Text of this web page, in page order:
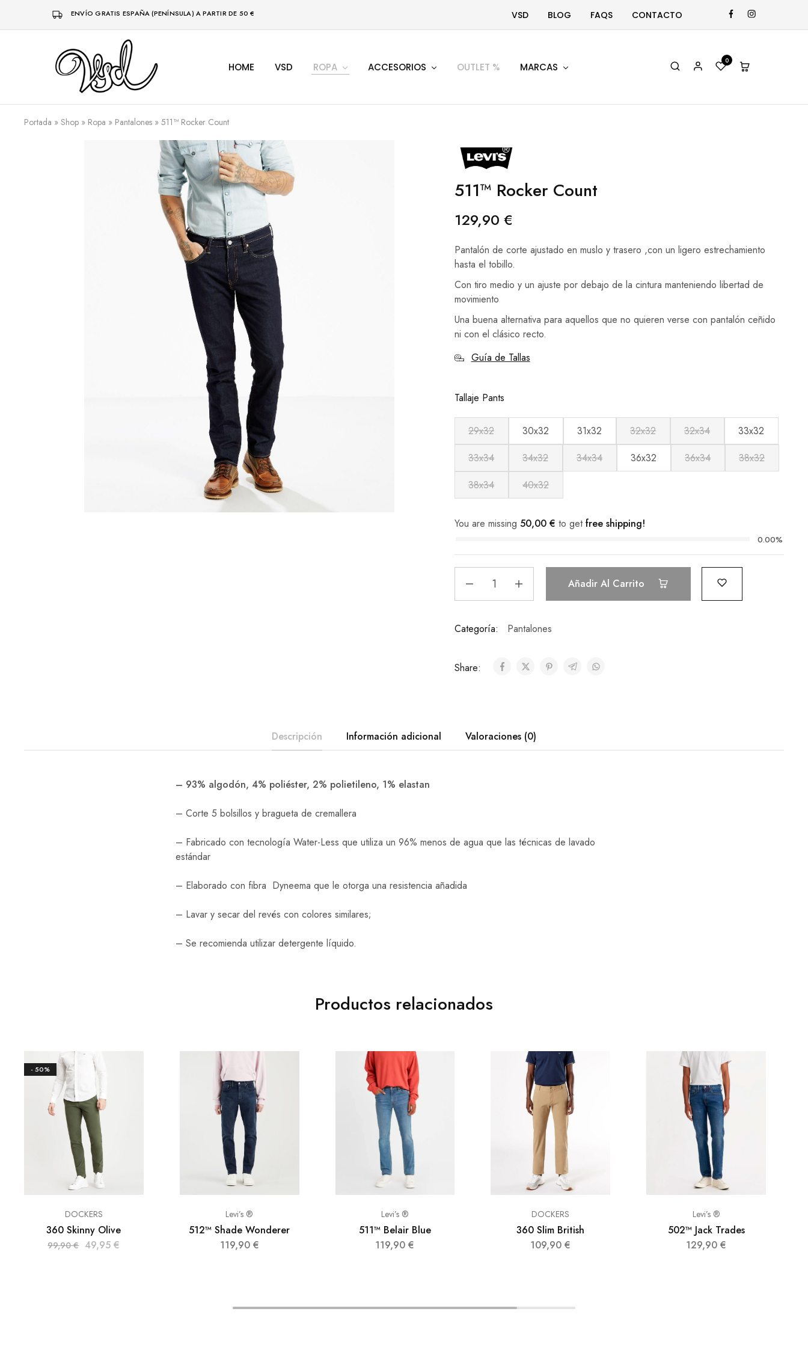
ENVÍO GRATIS ESPAÑA (PENÍNSULA) A PARTIR DE 50 € VSD BLOG FAQS CONTACTO
Vsd
Ropa
complementos
1996
HOME VSD ROPA ACCESORIOS OUTLET % MARCAS
0
Portada » Shop » Ropa » Pantalones » 511™ Rocker Count
511™ Rocker Count
129,90 €
Pantalón de corte ajustado en muslo y trasero ,con un ligero estrechamiento
hasta el tobillo.
Con tiro medio y un ajuste por debajo de la cintura manteniendo libertad de
movimiento
Una buena alternativa para aquellos que no quieren verse con pantalón ceñido
ni con el clásico recto.
Guía de Tallas
Tallaje Pants
29x32 30x32 31x32 32x32 32x34
33x32
33x34
34x32 34x34 36x32 36x34
38x32
38x34
40x32
You are missing 50,00 € to getfree shipping!
0.00%
Añadir Al Carrito
Categoría: Pantalones
Share:
Descripción Información adicional Valoraciones (0)
– 93% algodón, 4% poliéster, 2% polietileno, 1% elastan
– Corte 5 bolsillos y bragueta de cremallera
– Fabricado con tecnología Water-Less que utiliza un 96% menos de agua que las técnicas de lavado
estándar
– Elaborado con fibra Dyneema que le otorga una resistencia añadida
– Lavar y secar del revés con colores similares;
– Se recomienda utilizar detergente líquido.
Productos relacionados
- 50%
DOCKERS
360 Skinny Olive
99,90€ 49,95€
Levi’s ®
512™ Shade Wonderer
119,90 €
Levi’s ®
511™ Belair Blue
119,90€
DOCKERS
360 Slim British
109,90€
Levi’s ®
502™ Jack Trades
129,90€